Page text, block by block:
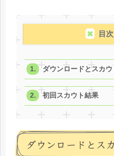
目次
ダウンロードとスカウ
初回スカウト結果
ダウンロードとス